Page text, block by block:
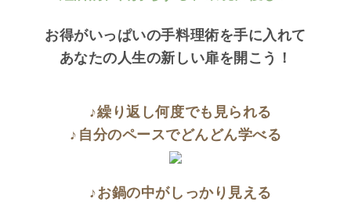
お得がいっぱいの手料理術を手に入れて
あなたの人生の新しい扉を開こう！
♪繰り返し何度でも見られる
♪自分のペースでどんどん学べる
♪お鍋の中がしっかり見える